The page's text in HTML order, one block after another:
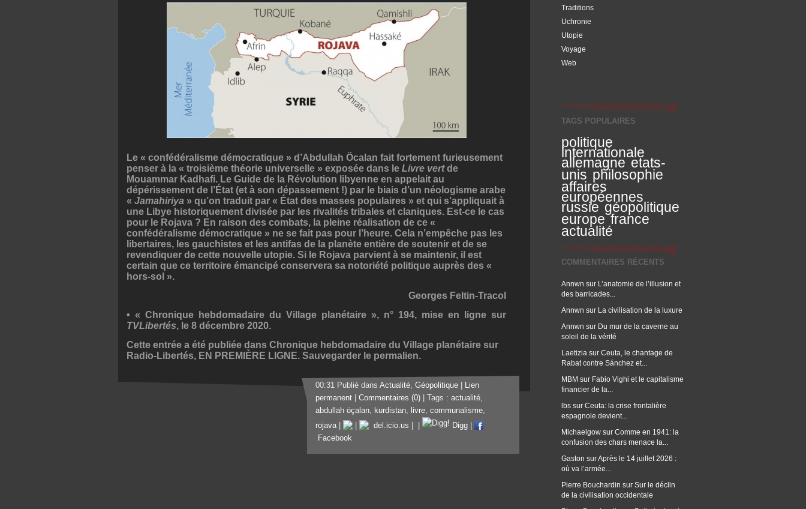
Traditions
Uchronie
Utopie
Voyage
Web
TAGS POPULAIRES
politique
internationale
allemagne etats-
unis philosophie
affaires
européennes
russie géopolitique
europe france
actualité
COMMENTAIRES RÉCENTS
Annwn sur L’anatomie de l’illusion et
des barricades...
Annwn sur La civilisation de la luxure
Annwn sur Du mur de la caverne au
soleil de la vérité
Laetizia sur Ceuta, le chantage de
Rabat contre Sánchez et...
MBM sur Fabio Vighi et le capitalisme
financier de la...
lbs sur Ceuta: la crise frontalière
espagnole devient...
Michaelgow sur Comme en 1941: la
confusion des chars menace la...
Gaston surAprès le 14 juillet 2026 :
où va l’armée...
Pierre Bouchardin sur Sur le déclin
de la civilisation occidentale
Le « confédéralisme démocratique » d’Abdullah Öcalan fait fortement furieusement
penser à la « troisième théorie universelle » exposée dans le Livre vertde
Mouammar Kadhafi. Le Guide de la Révolution libyenne en appelait au
dépérissement de l’État (et à son dépassement !) par le biais d’un néologisme arabe
« Jamahiriya » qu’on traduit par « État des masses populaires » et qui s’appliquait à
une Libye historiquement divisée par les rivalités tribales et claniques. Est-ce le cas
pour le Rojava ? En raison des combats, la pleine réalisation de ce «
confédéralisme démocratique » ne se fait pas pour l’heure. Cela n’empêche pas les
libertaires, les gauchistes et les antifas de la planète entière de soutenir et de se
revendiquer de cette nouvelle utopie. Si le Rojava parvient à se maintenir, il est
certain que ce territoire émancipé conservera sa notoriété politique auprès des «
hors-sol ».
Georges Feltin-Tracol
• « Chronique hebdomadaire du Village planétaire », n° 194, mise en ligne sur
TVLibertés, le 8 décembre 2020.
Cette entrée a été publiée dans Chronique hebdomadaire du Village planétaire sur
Radio-Libertés, EN PREMIÈRE LIGNE. Sauvegarder le permalien.
00:31 Publié dans Actualité Géopolitique
Lien
permanent
Commentaires (0) | Tags : actualité
abdullah öçalan
kurdistan livre communalisme
rojava
del.icio.us Digg
Facebook